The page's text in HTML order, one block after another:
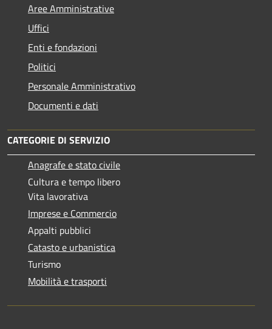
Aree Amministrative
Uffici
Enti e fondazioni
Politici
Personale Amministrativo
Documenti e dati
CATEGORIE DI SERVIZIO
Anagrafe e stato civile
Cultura e tempo libero
Vita lavorativa
Imprese e Commercio
Appalti pubblici
Catasto e urbanistica
Turismo
Mobilità e trasporti